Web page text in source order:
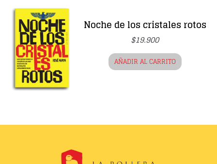
Noche de los cristales rotos
$19.900
AÑADIR AL CARRITO